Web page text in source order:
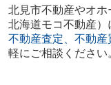
北見市不動産やオホ
北海道モコ不動産）
不動産査定、不動産
軽にご相談ください